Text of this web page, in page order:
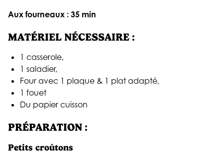
Aux fourneaux : 35 min
MATÉRIEL NÉCESSAIRE :
1 casserole,
1 saladier,
Four avec 1 plaque & 1 plat adapté,
1 fouet
Du papier cuisson
PRÉPARATION :
Petits croûtons